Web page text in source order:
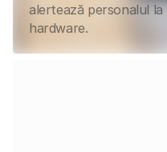
alertează personalul
hardware.